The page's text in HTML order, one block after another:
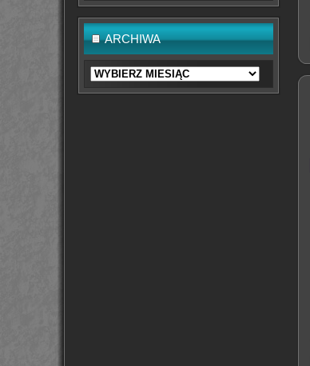
ARCHIWA
Archiwa